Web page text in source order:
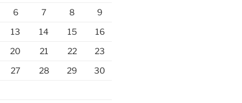
6 7 8
9
13 14 15
16
20 21 22
23
27 28 29
30